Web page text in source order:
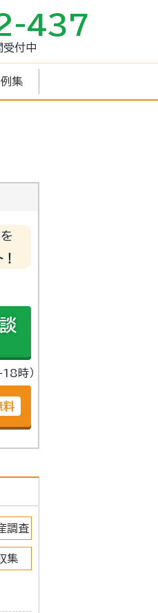
437
付中
集
時）
料
調査
集